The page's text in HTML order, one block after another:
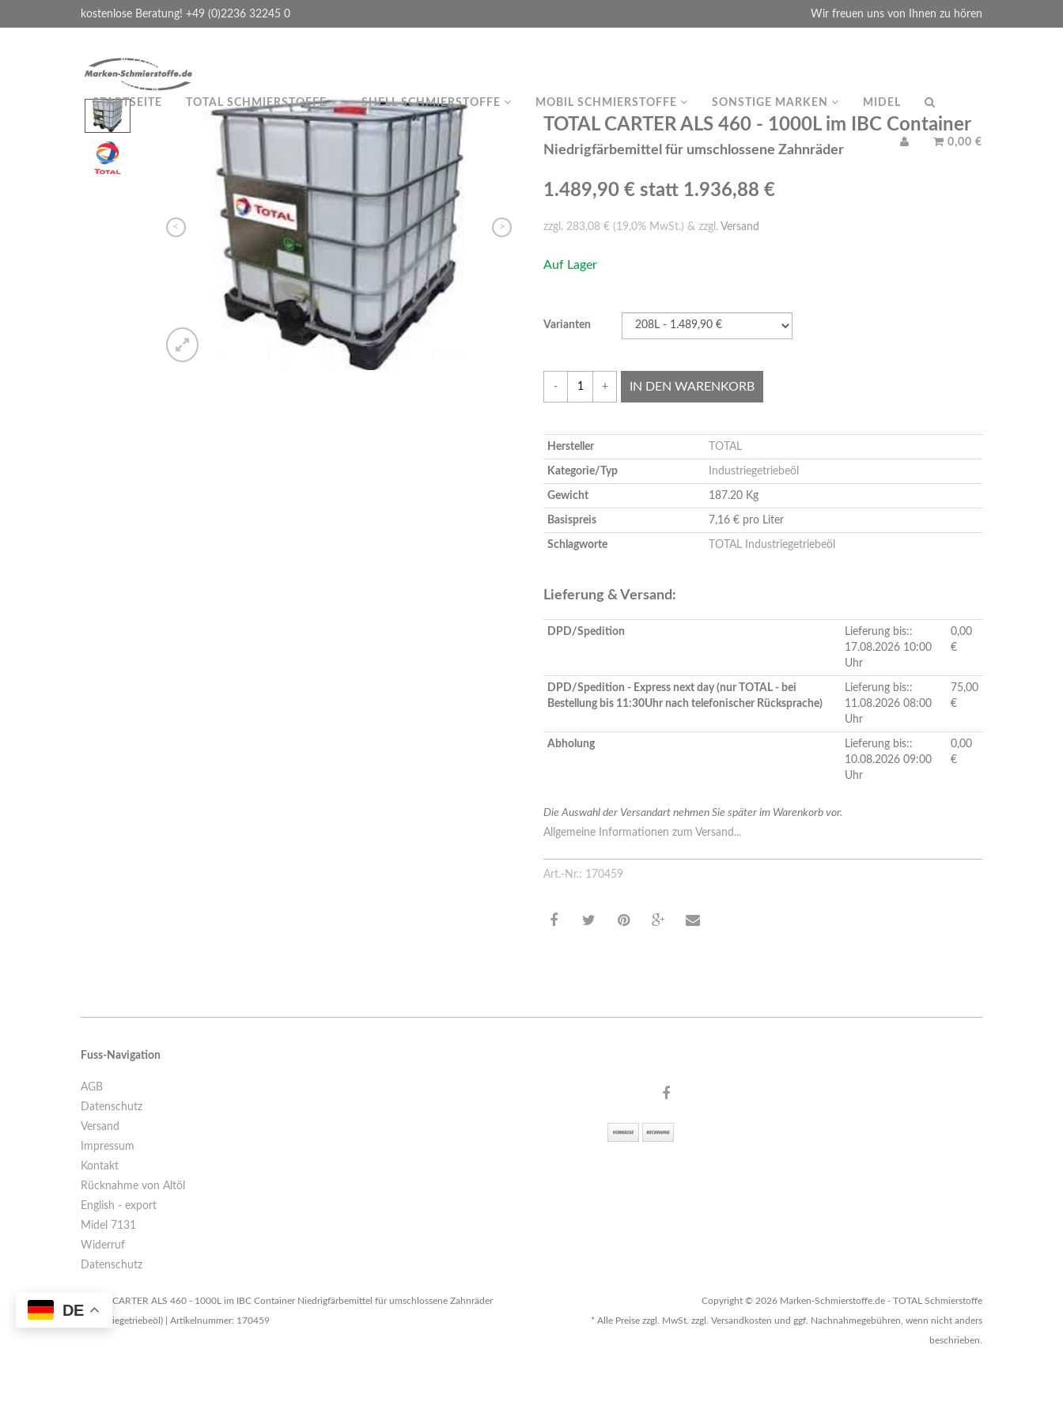
DE
kostenlose Beratung! +49 (0)2236 32245 0 Wir freuen uns von Ihnen zu hören
STARTSEITE TOTAL SCHMIERSTOFFE SHELL SCHMIERSTOFFE MOBIL SCHMIERSTOFFE SONSTIGE MARKEN MIDEL
0,00 €
< >
TOTAL CARTER ALS 460 - 1000L im IBC Container
Niedrigfärbemittel für umschlossene Zahnräder
1.489,90 € statt 1.936,88 €
zzgl. 283,08 € (19,0% MwSt.) & zzgl. Versand
Auf Lager
Varianten
- + IN DEN WARENKORB
Hersteller TOTAL
Kategorie/Typ Industriegetriebeöl
Gewicht 187.20 Kg
Basispreis 7,16 € pro Liter
Schlagworte TOTAL Industriegetriebeöl
Lieferung & Versand:
DPD/Spedition
Lieferung bis::
17.08.2026 10:00
Uhr
0,00
€
DPD/Spedition - Express next day (nur TOTAL - bei
Bestellung bis 11:30Uhr nach telefonischer Rücksprache)
Lieferung bis::
11.08.2026 08:00
Uhr
75,00
€
Abholung
Lieferung bis::
10.08.2026 09:00
Uhr
0,00
€
Die Auswahl der Versandart nehmen Sie später im Warenkorb vor.
Allgemeine Informationen zum Versand...
Art.-Nr.: 170459
Fuss-Navigation
AGB
Datenschutz
Versand
Impressum
Kontakt
Rücknahme von Altöl
English - export
Midel 7131
Widerruf
Datenschutz
TOTAL CARTER ALS 460 - 1000L im IBC Container Niedrigfärbemittel für umschlossene Zahnräder
(Industriegetriebeöl) | Artikelnummer: 170459
Copyright © 2026 Marken-Schmierstoffe.de - TOTAL Schmierstoffe
* Alle Preise zzgl. MwSt. zzgl. Versandkosten und ggf. Nachnahmegebühren, wenn nicht anders
beschrieben.